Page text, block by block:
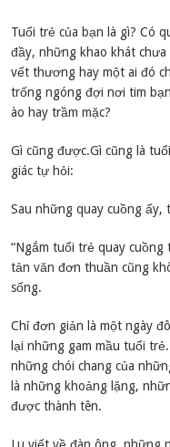
Tuổi trẻ của bạn là gì? Có
đầy, những khao khát
vết thương hay một ai đó
trống ngóng đợi nơi tim
ào hay trầm mặc?
Gì cũng được.Gì cũng là
giác tự hỏi:
Sau những quay cuồng ấy,
“Ngắm tuổi trẻ quay
tản văn đơn thuần cũng
sống.
Chỉ đơn giản là một ngày
lại những gam mầu tuổi
những chói chang của
là những khoảng lặng,
được thành tên.